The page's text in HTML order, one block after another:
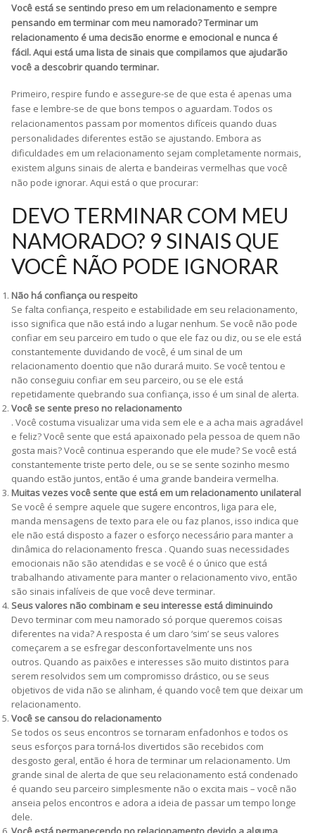
Você está se sentindo preso em um relacionamento e sempre
pensando em terminar com meu namorado? Terminar um
relacionamento é uma decisão enorme e emocional e nunca é
fácil. Aqui está uma lista de sinais que compilamos que ajudarão
você a descobrir quando terminar.
Primeiro, respire fundo e assegure-se de que esta é apenas uma
fase e lembre-se de que bons tempos o aguardam. Todos os
relacionamentos passam por momentos difíceis quando duas
personalidades diferentes estão se ajustando. Embora as
dificuldades em um relacionamento sejam completamente normais,
existem alguns sinais de alerta e bandeiras vermelhas que você
não pode ignorar. Aqui está o que procurar:
DEVO TERMINAR COM MEU
NAMORADO? 9 SINAIS QUE
VOCÊ NÃO PODE IGNORAR
Não há confiança ou respeito
Se falta confiança, respeito e estabilidade em seu relacionamento,
isso significa que não está indo a lugar nenhum. Se você não pode
confiar em seu parceiro em tudo o que ele faz ou diz, ou se ele está
constantemente duvidando de você, é um sinal de um
relacionamento doentio que não durará muito. Se você tentou e
não conseguiu confiar em seu parceiro, ou se ele está
repetidamente quebrando sua confiança, isso é um sinal de alerta.
Você se sente preso no relacionamento
. Você costuma visualizar uma vida sem ele e a acha mais agradável
e feliz? Você sente que está apaixonado pela pessoa de quem não
gosta mais? Você continua esperando que ele mude? Se você está
constantemente triste perto dele, ou se se sente sozinho mesmo
quando estão juntos, então é uma grande bandeira vermelha.
Muitas vezes você sente que está em um relacionamento unilateral
Se você é sempre aquele que sugere encontros, liga para ele,
manda mensagens de texto para ele ou faz planos, isso indica que
ele não está disposto a fazer o esforço necessário para manter a
dinâmica do relacionamento fresca . Quando suas necessidades
emocionais não são atendidas e se você é o único que está
trabalhando ativamente para manter o relacionamento vivo, então
são sinais infalíveis de que você deve terminar.
Seus valores não combinam e seu interesse está diminuindo
Devo terminar com meu namorado só porque queremos coisas
diferentes na vida? A resposta é um claro ‘sim’ se seus valores
começarem a se esfregar desconfortavelmente uns nos
outros. Quando as paixões e interesses são muito distintos para
serem resolvidos sem um compromisso drástico, ou se seus
objetivos de vida não se alinham, é quando você tem que deixar um
relacionamento.
Você se cansou do relacionamento
Se todos os seus encontros se tornaram enfadonhos e todos os
seus esforços para torná-los divertidos são recebidos com
desgosto geral, então é hora de terminar um relacionamento. Um
grande sinal de alerta de que seu relacionamento está condenado
é quando seu parceiro simplesmente não o excita mais – você não
anseia pelos encontros e adora a ideia de passar um tempo longe
dele.